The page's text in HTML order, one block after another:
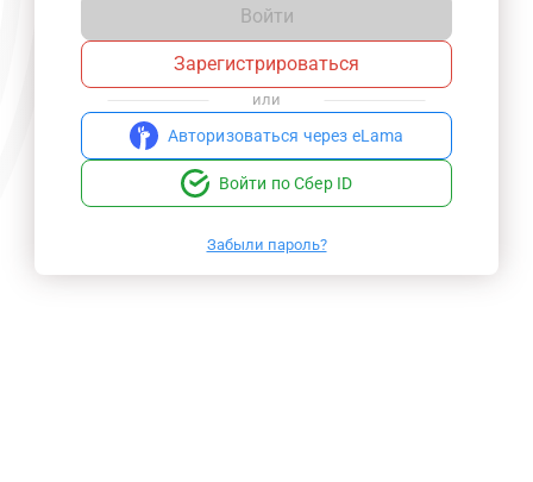
Войти
Зарегистрироваться
или
Авторизоваться через eLama
Войти по Сбер ID
Забыли пароль?